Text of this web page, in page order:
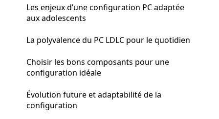
Les enjeux d’une configuration PC adaptée
aux adolescents
La polyvalence du PC LDLC pour le quotidien
Choisir les bons composants pour une
configuration idéale
Évolution future et adaptabilité de la
configuration